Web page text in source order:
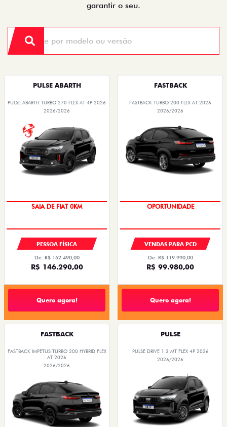
garantir o seu.
PULSE ABARTH
PULSE ABARTH TURBO 270 FLEX AT 4P 2026
2026/2026
SAIA DE FIAT 0KM
PESSOA FÍSICA
De: R$ 162.490,00
R$ 146.290,00
Quero agora!
FASTBACK
FASTBACK TURBO 200 FLEX AT 2026
2026/2026
OPORTUNIDADE
VENDAS PARA PCD
De: R$ 119.990,00
R$ 99.980,00
Quero agora!
FASTBACK
FASTBACK IMPETUS TURBO 200 HYBRID FLEX
AT 2026
2026/2026
PULSE
PULSE DRIVE 1.3 MT FLEX 4P 2026
2026/2026